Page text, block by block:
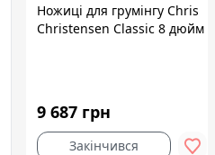
Ножиці для грумінгу Chris
Christensen Classic 8 дюйм
9 687 грн
Закінчився